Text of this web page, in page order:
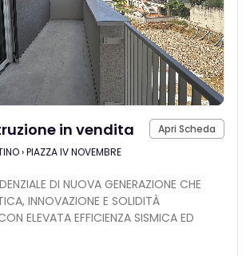
Apri Scheda
in vendita
› PIAZZA IV NOVEMBRE
DI NUOVA GENERAZIONE CHE
INNOVAZIONE E SOLIDITÀ
ELEVATA EFFICIENZA SISMICA ED